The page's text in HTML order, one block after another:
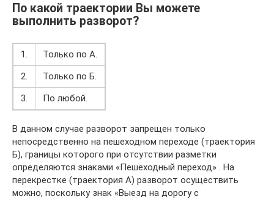
По какой траектории Вы можете
выполнить разворот?
1.
Только по А.
2.
Только по Б.
3.
По любой.
В данном случае разворот запрещен только
непосредственно на пешеходном переходе (траектория
Б), границы которого при отсутствии разметки
определяются знаками «Пешеходный переход» . На
перекрестке (траектория А) разворот осуществить
можно, поскольку знак «Выезд на дорогу с